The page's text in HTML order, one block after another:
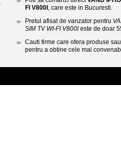
FI V800I , care este in Bucuresti.
Pretul afisat de vanzator pentru
SIM TV WI-FI V800Ieste de doar
Cauti firme care ofera produse
pentru a obtine cele mai